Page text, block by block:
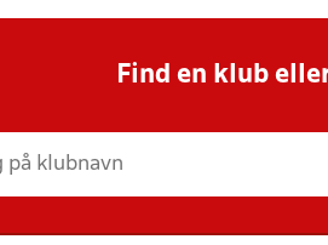
Find en klub